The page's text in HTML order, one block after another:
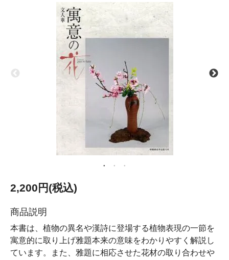
2,200円(税込)
商品説明
本書は、植物の異名や漢詩に登場する植物表現の一節を
寓意的に取り上げ雅題本来の意味をわかりやすく解説し
ています。また、雅題に相応させた花材の取り合わせや